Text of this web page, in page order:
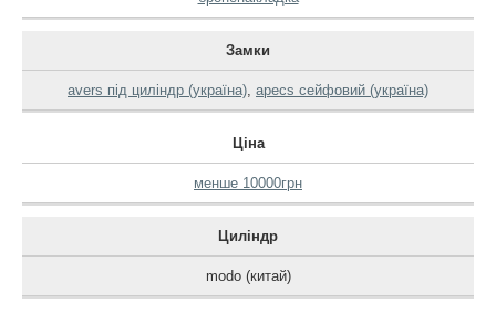
Замки
avers під циліндр (україна) apecs сейфовий (україна)
Ціна
менше 10000грн
Циліндр
modo (китай)